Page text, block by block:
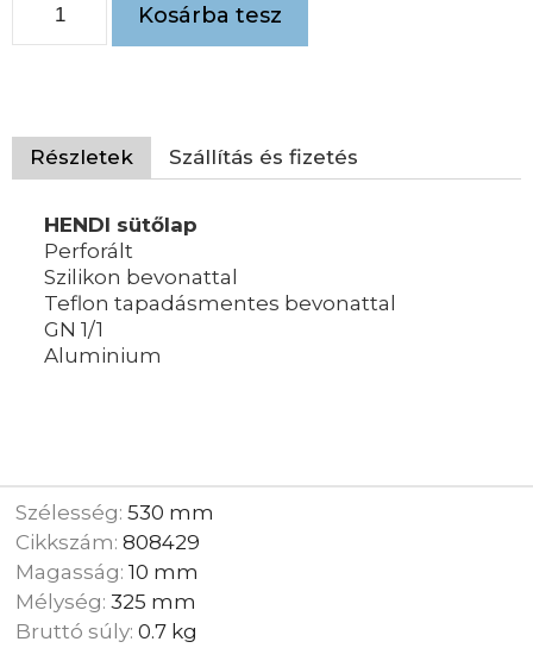
Kosárba tesz
Részletek Szállítás és fizetés
HENDI sütőlap
Perforált
Szilikon bevonattal
Teflon tapadásmentes bevonattal
GN 1/1
Aluminium
Szélesség:530 mm
Cikkszám:808429
Magasság:10 mm
Mélység:325 mm
Bruttó súly:0.7 kg